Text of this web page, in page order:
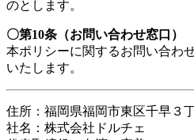
のとします。
〇第10条（お問い合わせ窓口）
本ポリシーに関するお問い合わ
いたします。
住所：福岡県福岡市東区千早３
社名：株式会社ドルチェ